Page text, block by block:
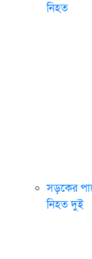
নিহত
সড়কের
নিহত দুই